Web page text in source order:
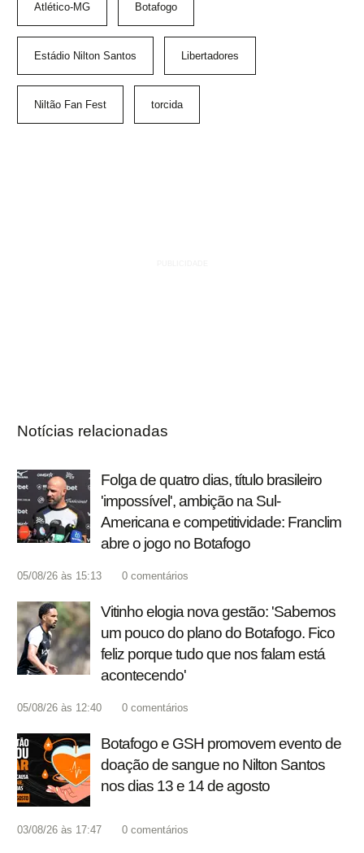
Atlético-MG Botafogo
Estádio Nilton Santos Libertadores
Niltão Fan Fest torcida
Notícias relacionadas
Folga de quatro dias, título brasileiro
'impossível', ambição na Sul-
Americana e competitividade: Franclim
abre o jogo no Botafogo
05/08/26 às 15:13 0 comentários
Vitinho elogia nova gestão: 'Sabemos
um pouco do plano do Botafogo. Fico
feliz porque tudo que nos falam está
acontecendo'
05/08/26 às 12:40 0 comentários
Botafogo e GSH promovem evento de
doação de sangue no Nilton Santos
nos dias 13 e 14 de agosto
03/08/26 às 17:47 0 comentários